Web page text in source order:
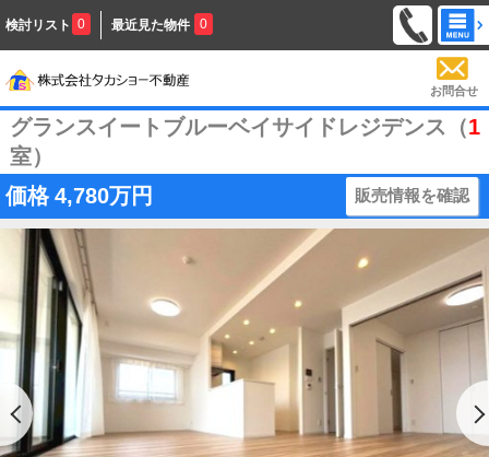
検討リスト 0 最近見た物件 0
お問合せ
グランスイートブルーベイサイドレジデンス（1
室）
価格 4,780万円 販売情報を確認